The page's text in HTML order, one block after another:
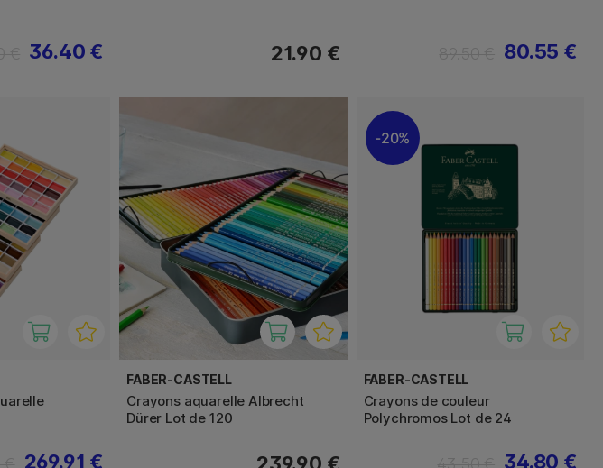
36.40 € 21.90 € 80.55 €
269.91 €
FABER-CASTELL
Crayons aquarelle Albrecht
Dürer Lot de 120
239.90 €
20%
FABER-CASTELL
Crayons de couleur
Polychromos Lot de 24
34.80 €